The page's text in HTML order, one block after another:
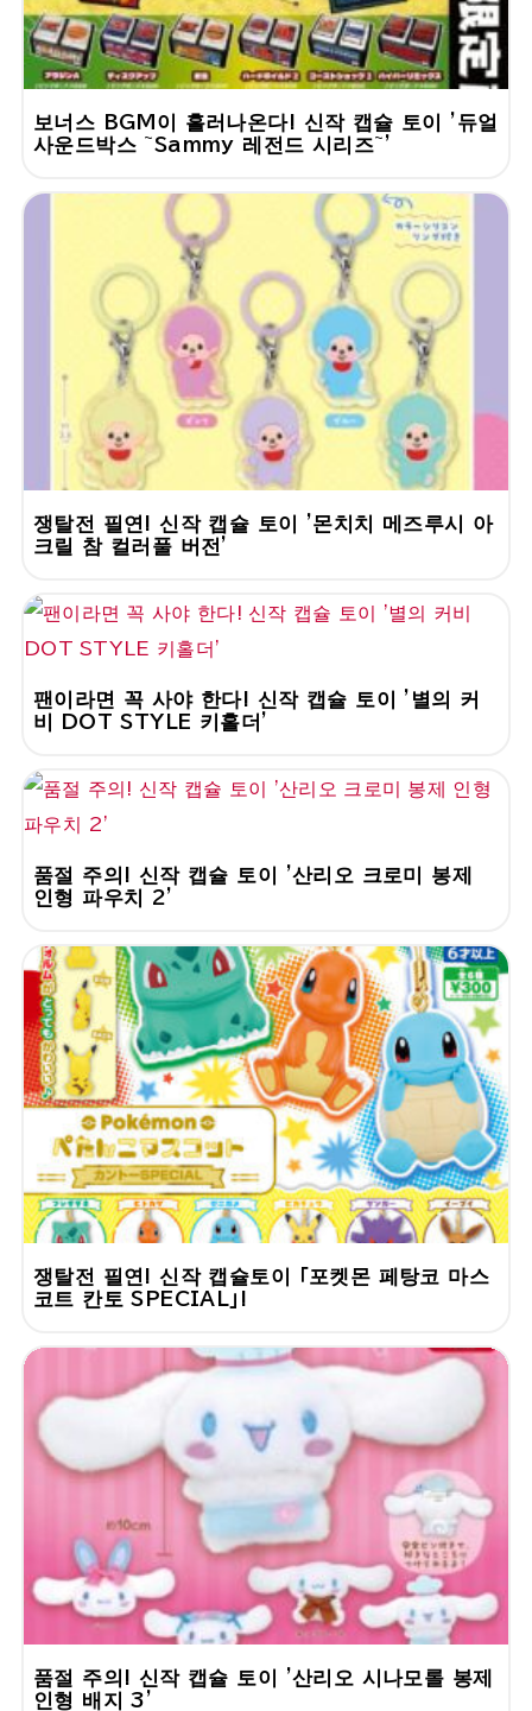
보너스 BGM이 흘러나온다! 신작 캡슐 토이 '듀얼
사운드박스 ~Sammy 레전드 시리즈~'
쟁탈전 필연! 신작 캡슐 토이 '몬치치 메즈루시 아
크릴 참 컬러풀 버전'
팬이라면 꼭 사야 한다! 신작 캡슐 토이 '별의 커
비 DOT STYLE 키홀더'
품절 주의! 신작 캡슐 토이 '산리오 크로미 봉제
인형 파우치 2'
쟁탈전 필연! 신작 캡슐토이 「포켓몬 페탕코 마스
코트 칸토 SPECIAL」!
품절 주의! 신작 캡슐 토이 '산리오 시나모롤 봉제
인형 배지 3'